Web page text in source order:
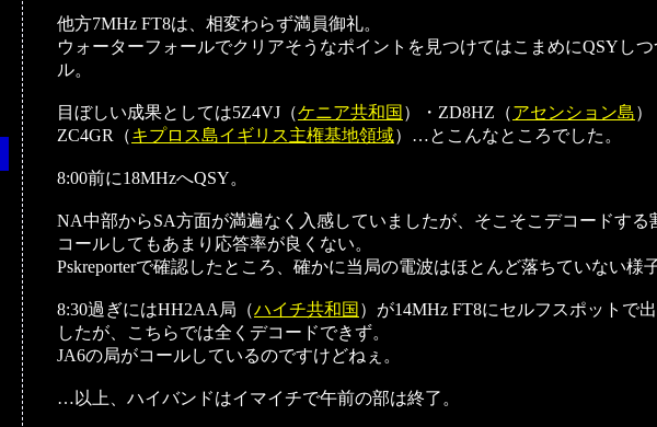
他方7MHz FT8は、相変わらず満員御礼。
ウォーターフォールでクリアそうなポイントを見つけてはこまめにQSYしつ
ル。
目ぼしい成果としては5Z4VJ（ケニア共和国 ）・ZD8HZ（アセンション島）
ZC4GR（キプロス島イギリス主権基地領域）…とこんなところでした。
8:00前に18MHzへQSY。
NA中部からSA方面が満遍なく入感していましたが、そこそこデコードする
コールしてもあまり応答率が良くない。
Pskreporterで確認したところ、確かに当局の電波はほとんど落ちていない様
8:30過ぎにはHH2AA局（ハイチ共和国 ）が14MHz FT8にセルフスポットで
したが、こちらでは全くデコードできず。
JA6の局がコールしているのですけどねぇ。
…以上、ハイバンドはイマイチで午前の部は終了。